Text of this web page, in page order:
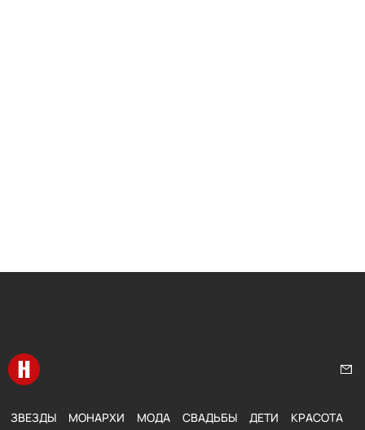
Перейти на главную
ЗВЕЗДЫ МОНАРХИ МОДА СВАДЬБЫ ДЕТИ КРАСОТА